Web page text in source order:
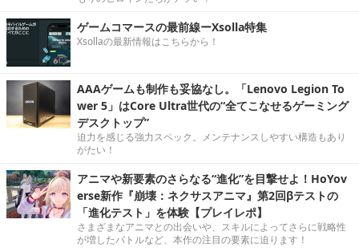
ゲームコマースの最前線ーXsolla特集
Xsollaの最新情報はこちらから！
AAAゲームも制作も妥協なし。「Lenovo Legion To
wer 5」はCore Ultra世代の“全てこなせるゲーミング
デスクトップ”
迫力を感じる強力スペック。メンテナンスしやすい構造もあり
がたい！
アニマや新要素のさらなる“進化”を目撃せよ！HoYov
erse新作『崩壊：ネクサスアニマ』第2回βテストの
「進化テスト」を体験【プレイレポ】
さまざまなアニマとの出会いや、スキルによってさらに戦略性
が増したバトルなど、本作の注目の要素に迫ります！